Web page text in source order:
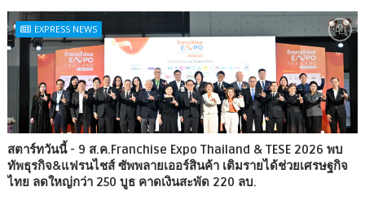
EXPRESS NEWS
สตาร์ทวันนี้ - 9 ส.ค.Franchise Expo Thailand & TESE 2026 พบ
ทัพธุรกิจ&แฟรนไชส์ ซัพพลายเออร์สินค้า เติมรายได้ช่วยเศรษฐกิจ
ไทย ลดใหญ่กว่า 250 บูธ คาดเงินสะพัด 220 ลบ.